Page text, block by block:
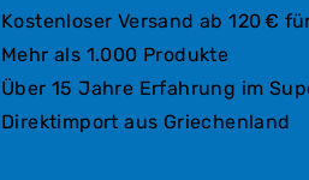
Kostenloser Versand ab 120 €
Mehr als 1.000 Produkte
Über 15 Jahre Erfahrung im
Direktimport aus Griechenland